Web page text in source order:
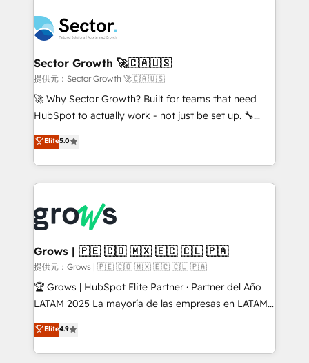
strive for optimal customer processes and
experiences. Systony – We believe you can grow!
Dynamics..), VOIP (Aircall, Ringover, Modjo), Shopify,
Oneflow. 💻 Développements custom : CRM UI
Extensions (React), Serverless Node.js, Custom
Objects, thèmes HubL, agents IA & Breeze AI. 🎯
Secteurs : Industrie, Distribution B2B, SaaS, Services
B2B, Immobilier, Viticulture, Finance. 🚀 Nos livrables
Sales + Service Hub, synchronisation ERP ↔
HubSpot temps réel, formation équipes. 🏆 +350
Integration. 📩 Parlons de votre projet →
digitaweb.com
Sector Growth 🚀🇨🇦🇺🇸
提供元：Sector Growth 🚀🇨🇦🇺🇸
🚀 Why Sector Growth? Built for teams that need
HubSpot to actually work - not just be set up. 🔧
HubSpot Experts: Onboarding, migrations,
automation, and training built for adoption. ⚡ Highly
Technical Execution: ERP, EMR and Custom
Integrations; complex builds delivered in weeks, not
workflows; automation agents; process optimization
inside HubSpot. 🏆 Industry Experience: 🏥
Healthcare: HIPAA implementations; secure data
workflows 💼 Financial Services: compliant
workflows; audit-ready reporting ⚖️ Legal: client
intake; pipeline and document workflows 🛒 E-
revenue automation 🏢 Real Estate: deal pipelines;
portfolio and lifecycle management 🏭
Elite5.0
Grows | 🇵🇪 🇨🇴 🇲🇽 🇪🇨 🇨🇱 🇵🇦
提供元：Grows | 🇵🇪 🇨🇴 🇲🇽 🇪🇨 🇨🇱 🇵🇦
🏆 Grows | HubSpot Elite Partner · Partner del Año
LATAM 2025 La mayoría de las empresas en LATAM
no tienen un problema de herramientas. Tienen un
problema de orden. Equipos desalineados, datos
dispersos y procesos que dependen de personas
Elite4.9